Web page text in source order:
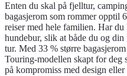
Enten du skal på fjelltur,
bagasjerom som rommer opptil
reiser med hele familien. Har
hundebur, slik at både du og
tur. Med 33 % større
Touring-modellen skapt for deg
på kompromiss med design eller